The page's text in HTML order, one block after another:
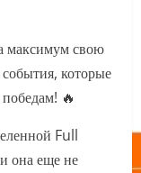
максимум свою
которые
🔥
Full
она еще не